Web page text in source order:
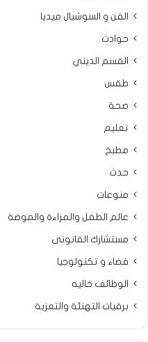
الفن و السوشيال ميديا
حوادث
القسم الديني
طقس
صحة
تعليم
مطبخ
حدث
منوعات
عالم الطفل والمراءة والموضة
مستشارك القانونى
فضاء و تكنولوجيا
الوظائف خاليه
برقيات التهنئة والتعزية